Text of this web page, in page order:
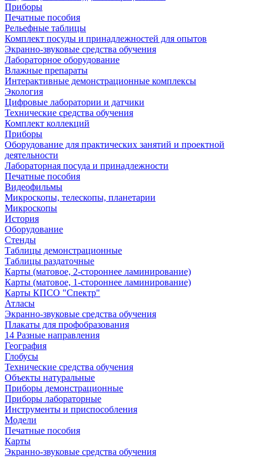
Приборы
Печатные пособия
Рельефные таблицы
Комплект посуды и принадлежностей для опытов
Экранно-звуковые средства обучения
Лабораторное оборудование
Влажные препараты
Интерактивные демонстрационные комплексы
Экология
Цифровые лаборатории и датчики
Технические средства обучения
Комплект коллекций
Приборы
Оборудование для практических занятий и проектной
деятельности
Лабораторная посуда и принадлежности
Печатные пособия
Видеофильмы
Микроскопы, телескопы, планетарии
Микроскопы
История
Оборудование
Стенды
Таблицы демонстрационные
Таблицы раздаточные
Карты (матовое, 2-стороннее ламинирование)
Карты (матовое, 1-стороннее ламинирование)
Карты КПСО "Спектр"
Атласы
Экранно-звуковые средства обучения
Плакаты для профобразования
14 Разные направления
География
Глобусы
Технические средства обучения
Объекты натуральные
Приборы демонстрационные
Приборы лабораторные
Инструменты и приспособления
Модели
Печатные пособия
Карты
Экранно-звуковые средства обучения